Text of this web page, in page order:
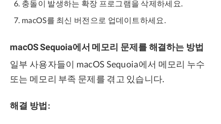
충돌이 발생하는 확장 프로그램을 삭제하세요.
macOS를 최신 버전으로 업데이트하세요.
macOS Sequoia에서 메모리 문제를 해결하는 방법
일부 사용자들이 macOS Sequoia에서 메모리 누수
또는 메모리 부족 문제를 겪고 있습니다.
해결 방법: